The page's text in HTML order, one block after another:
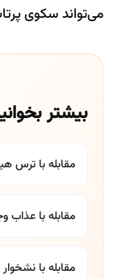
می‌تواند سکوی
بیشتر
مقابله با ترس
مقابله با
مقابله با